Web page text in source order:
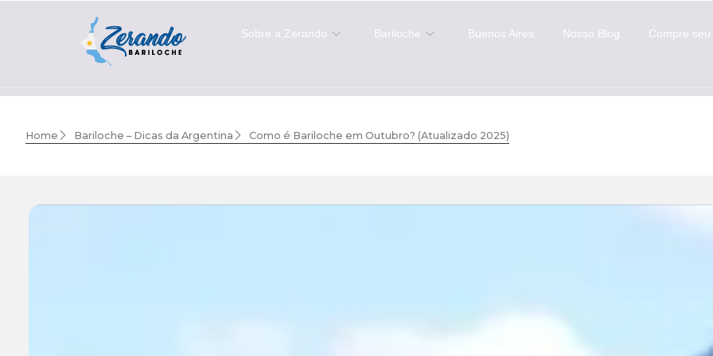
Sobre a Zerando Bariloche Buenos Aires Nosso Blog Compre seu
Home Bariloche – Dicas da Argentina Como é Bariloche em Outubro? (Atualizado 2025)